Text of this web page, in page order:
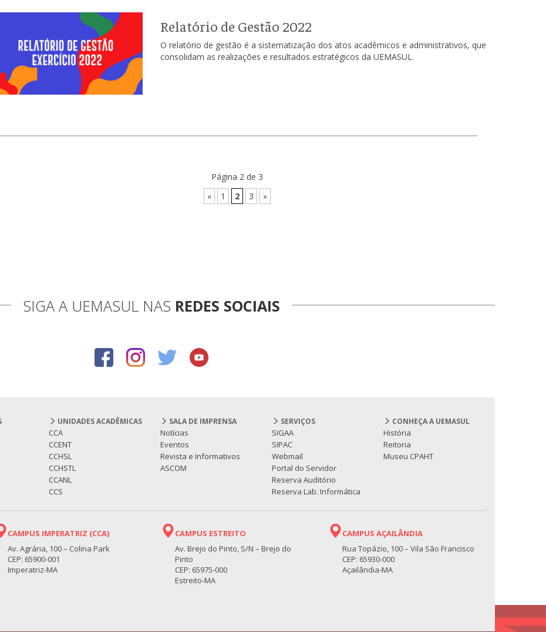
Relatório de Gestão 2022
O relatório de gestão é a sistematização dos atos acadêmicos e administrativos, que
consolidam as realizações e resultados estratégicos da UEMASUL.
Página 2 de 3
«
1 2 3 »
SIGA A UEMASUL NAS REDES SOCIAIS
UNIDADES ACADÊMICAS
CCA
CCENT
CCHSL
CCHSTL
CCANL
CCS
SALA DE IMPRENSA
Notícias
Eventos
Revista e Informativos
ASCOM
SERVIÇOS
SIGAA
SIPAC
Webmail
Portal do Servidor
Reserva Auditório
Reserva Lab. Informática
CONHEÇA A UEMASUL
História
Reitoria
Museu CPAHT
CAMPUS IMPERATRIZ (CCA)
Av. Agrária, 100 – Colina Park
CEP: 65900-001
Imperatriz-MA
CAMPUS ESTREITO
Av. Brejo do Pinto, S/N – Brejo do
Pinto
CEP: 65975-000
Estreito-MA
CAMPUS AÇAILÂNDIA
Rua Topázio, 100 – Vila São Francisco
CEP: 65930-000
Açailândia-MA